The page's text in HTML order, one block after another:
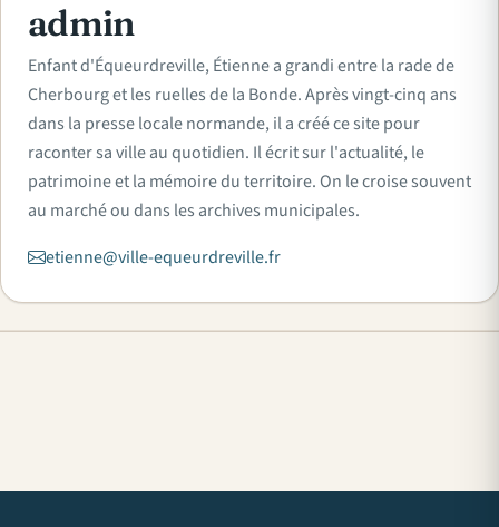
admin
Enfant d'Équeurdreville, Étienne a grandi entre la rade de
Cherbourg et les ruelles de la Bonde. Après vingt-cinq ans
dans la presse locale normande, il a créé ce site pour
raconter sa ville au quotidien. Il écrit sur l'actualité, le
patrimoine et la mémoire du territoire. On le croise souvent
au marché ou dans les archives municipales.
etienne@ville-equeurdreville.fr